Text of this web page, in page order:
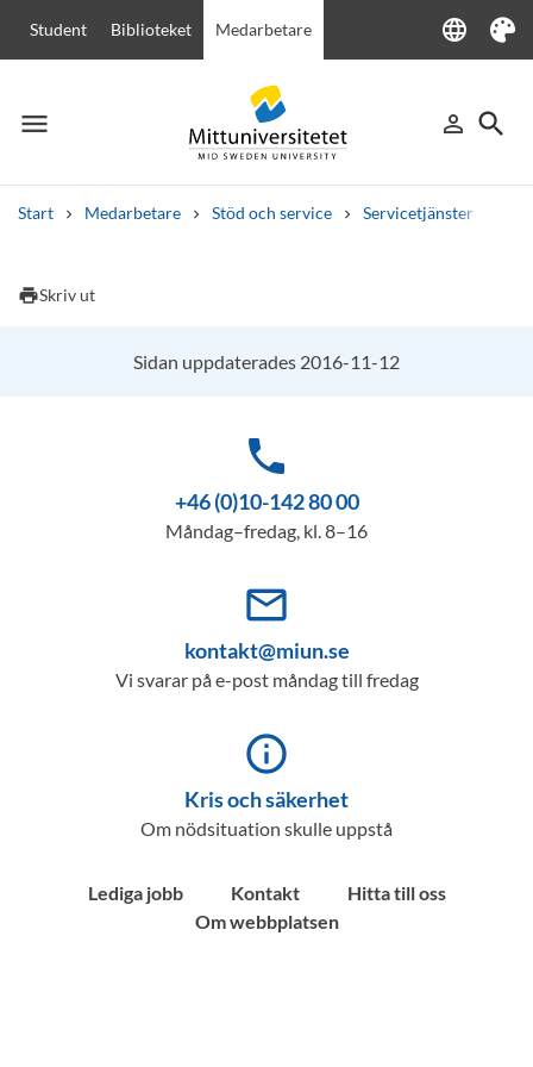
Student Biblioteket Medarbetare language
Language
Tema
menu
Meny person_outline
Logga in
search
Sök
Start Medarbetare Stöd och service Servicetjänster
Andra söktjänster
printSkriv ut
Sidan uppdaterades 2016-11-12
phone
+46 (0)10-142 80 00
Måndag–fredag, kl. 8–16
mail_outline
kontakt@miun.se
Vi svarar på e-post måndag till fredag
info_outline
Kris och säkerhet
Om nödsituation skulle uppstå
Lediga jobb Kontakt
Hitta till oss
Om webbplatsen